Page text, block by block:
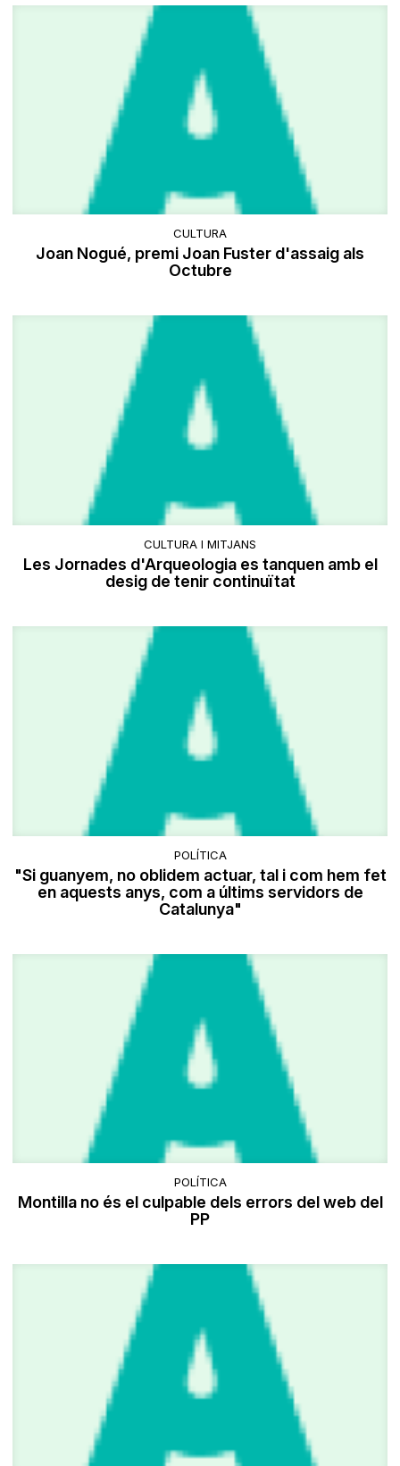
CULTURA
Joan Nogué, premi Joan Fuster d'assaig als
Octubre
CULTURA I MITJANS
Les Jornades d'Arqueologia es tanquen amb el
desig de tenir continuïtat
POLÍTICA
"Si guanyem, no oblidem actuar, tal i com hem fet
en aquests anys, com a últims servidors de
Catalunya"
POLÍTICA
Montilla no és el culpable dels errors del web del
PP